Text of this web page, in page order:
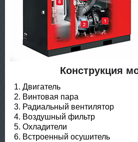
Конструкция
Двигатель
Винтовая пара
Радиальный вентилятор
Воздушный фильтр
Охладители
Встроенный осушитель